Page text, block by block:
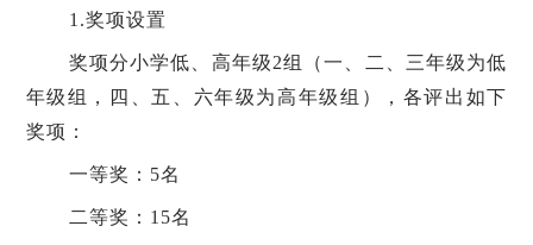
1.奖项设置
奖项分小学低、高年级2组（一、二、三年级为低
年级组，四、五、六年级为高年级组），各评出如下
奖项：
一等奖： 5名
二等奖： 15名